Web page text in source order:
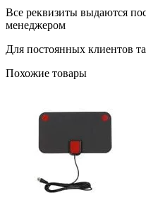
Все реквизиты выдаются
менеджером
Для постоянных клиентов
Похожие товары